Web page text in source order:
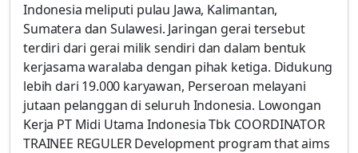
Indonesia meliputi pulau Jawa, Kalimantan,
Sumatera dan Sulawesi. Jaringan gerai tersebut
terdiri dari gerai milik sendiri dan dalam bentuk
kerjasama waralaba dengan pihak ketiga. Didukung
lebih dari 19.000 karyawan, Perseroan melayani
jutaan pelanggan di seluruh Indonesia. Lowongan
Kerja PT Midi Utama Indonesia Tbk COORDINATOR
TRAINEE REGULER Development program that aims